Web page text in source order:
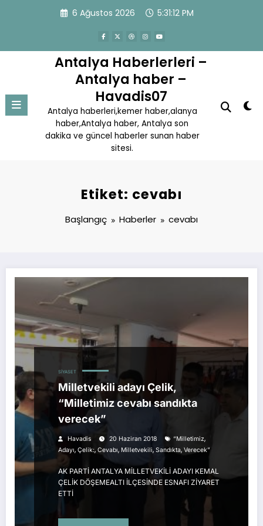
6 Ağustos 2026 5:31:12 PM
Antalya Haberlerleri –
Antalya haber –
Havadis07
Antalya haberleri,kemer haber,alanya
haber,Antalya haber, Antalya son
dakika ve güncel haberler sunan haber
sitesi.
Etiket: cevabı
Başlangıç Haberler cevabı
SIYASET
Milletvekili adayı Çelik,
“Milletimiz cevabı sandıkta
verecek”
Havadis 20 Haziran 2018 “Milletimiz,
Adayı, Çelik:, Cevabı, Milletvekili, Sandıkta, Verecek”
AK PARTİ ANTALYA MİLLETVEKİLİ ADAYI KEMAL
ÇELİK DÖŞEMEALTI İLÇESİNDE ESNAFI ZİYARET
ETTİ